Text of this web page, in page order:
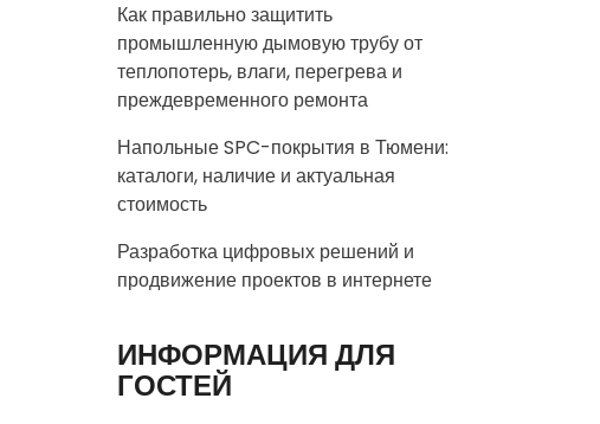
Как правильно защитить
промышленную дымовую трубу от
теплопотерь, влаги, перегрева и
преждевременного ремонта
Напольные SPC-покрытия в Тюмени:
каталоги, наличие и актуальная
стоимость
Разработка цифровых решений и
продвижение проектов в интернете
ИНФОРМАЦИЯ ДЛЯ
ГОСТЕЙ